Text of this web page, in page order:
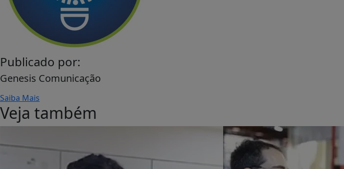
Publicado por:
Genesis Comunicação
Saiba Mais
Veja também